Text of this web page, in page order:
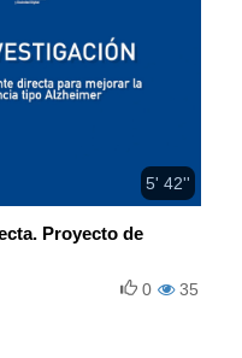
5' 42''
Proyecto de
35
0